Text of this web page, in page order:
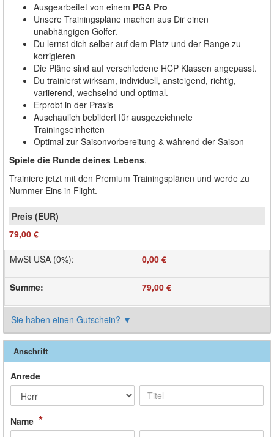
Ausgearbeitet von einem PGA Pro
Unsere Trainingspläne machen aus Dir einen
unabhängigen Golfer.
Du lernst dich selber auf dem Platz und der Range zu
korrigieren
Die Pläne sind auf verschiedene HCP Klassen angepasst.
Du trainierst wirksam, individuell, ansteigend, richtig,
variierend, wechselnd und optimal.
Erprobt in der Praxis
Auschaulich bebildert für ausgezeichnete
Trainingseinheiten
Optimal zur Saisonvorbereitung & während der Saison
Spiele die Runde deines Lebens.
Trainiere jetzt mit den Premium Trainingsplänen und werde zu
Nummer Eins in Flight.
79,00 €
MwSt USA (0%): 0,00 €
Summe: 79,00 €
Sie haben einen Gutschein? ▼
Anschrift
Anrede
Name *